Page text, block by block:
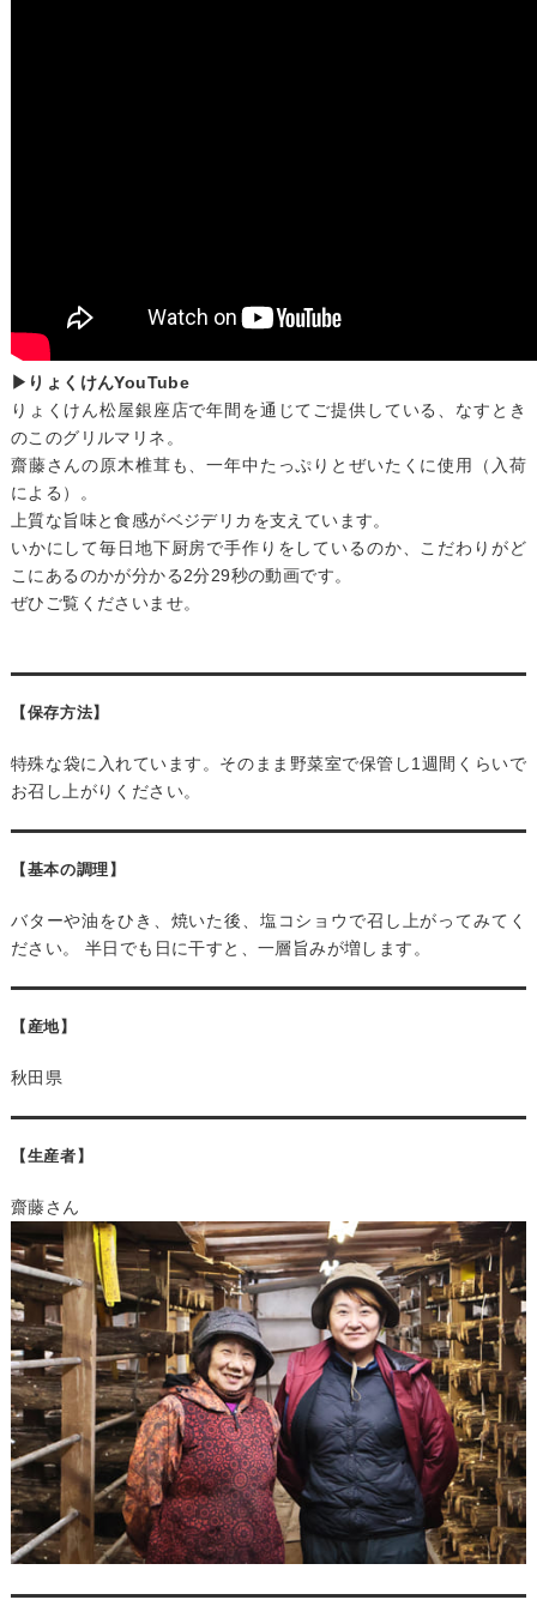
▶ りょくけんYouTube
りょくけん松屋銀座店で年間を通じてご提供している、なすとき
のこのグリルマリネ。
齋藤さんの原木椎茸も、一年中たっぷりとぜいたくに使用（入荷
による）。
上質な旨味と食感がベジデリカを支えています。
いかにして毎日地下厨房で手作りをしているのか、こだわりがど
こにあるのかが分かる2分29秒の動画です。
ぜひご覧くださいませ。
【保存方法】
特殊な袋に入れています。そのまま野菜室で保管し1週間くらいで
お召し上がりください。
【基本の調理】
バターや油をひき、焼いた後、塩コショウで召し上がってみてく
ださい。 半日でも日に干すと、一層旨みが増します。
【産地】
秋田県
【生産者】
齋藤さん